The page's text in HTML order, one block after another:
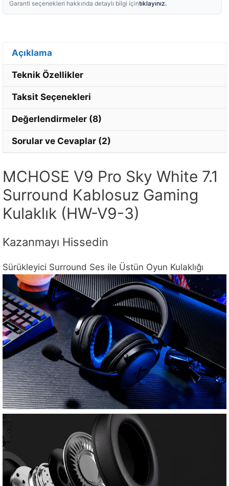
Garanti seçenekleri hakkında detaylı bilgi içintıklayınız.
Açıklama
Teknik Özellikler
Taksit Seçenekleri
Değerlendirmeler (8)
Sorular ve Cevaplar (2)
MCHOSE V9 Pro Sky White 7.1
Surround Kablosuz Gaming
Kulaklık (HW-V9-3)
Kazanmayı Hissedin
Sürükleyici Surround Ses ile Üstün Oyun Kulaklığı